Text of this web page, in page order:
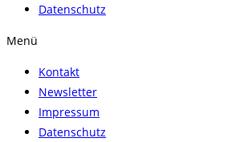
Datenschutz
Menü
Kontakt
Newsletter
Impressum
Datenschutz